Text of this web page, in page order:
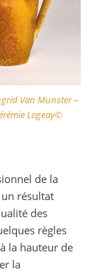
Van Munster –
Logeay©
de la
résultat
des
règles
la hauteur de
la